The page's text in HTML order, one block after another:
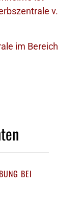
v.
im Bereich
BEI